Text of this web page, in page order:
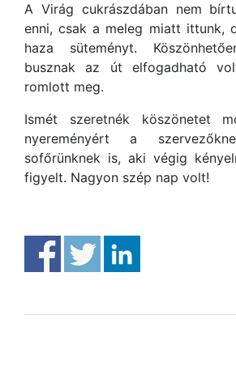
A Virág cukrászdában nem
enni, csak a meleg miatt ittunk,
haza süteményt.
busznak az út elfogadható
romlott meg.
Ismét szeretnék köszönetet
nyereményért a
sofőrünknek is, aki végig
figyelt. Nagyon szép nap volt!